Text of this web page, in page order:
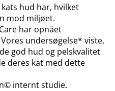
hud har, hvilket
mod miljøet.
har opnået
undersøgelse* viste,
god hud og pelskvalitet
deres kat med dette
internt studie.